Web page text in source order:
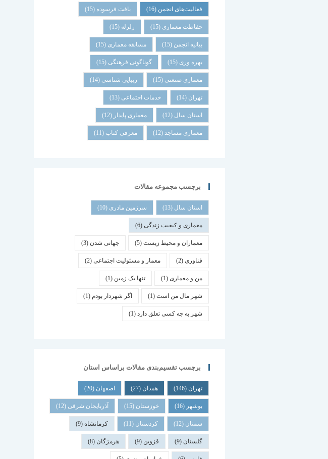
فعالیت‌های انجمن (16) بافت فرسوده (15)
حفاظت معماری (15) زلزله (15)
بیانیه انجمن (15) مسابقه معماری (15)
بهره وری (15) گوناگونی فرهنگی (15)
معماری صنعتی (15) زیبایی شناسی (14)
تهران (14) خدمات اجتماعی (13)
استان سال (12) معماری پایدار (12)
معماری مساجد(12) معرفی کتاب (11)
برچسب مجموعه مقالات
استان سال (13) سرزمین مادری (10)
معماری و کیفیت زندگی(6)
معماران و محیط زیست(5) جهانی شدن (3)
فناوری(2) معمار و مسئولیت اجتماعی(2)
من و معماری(1) تنها یک زمین (1)
شهر مال من است(1) اگر شهردار بودم (1)
شهر به چه کسی تعلق دارد(1)
برچسب تقسیم‌بندی مقالات براساس استان
تهران (146) همدان (27) اصفهان (20)
بوشهر (16) خوزستان (15) آذربایجان شرقی (12)
سمنان (12) کردستان (11) کرمانشاه(9)
گلستان (9) قزوین (9) هرمزگان (8)